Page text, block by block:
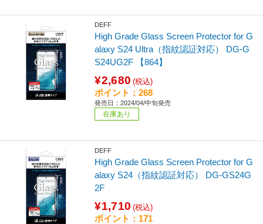
DEFF
High Grade Glass Screen Protector for G
alaxy S24 Ultra（指紋認証対応） DG-G
S24UG2F 【864】
¥2,680 (税込)
ポイント：268
発売日：2024/04/中旬発売
在庫あり
DEFF
High Grade Glass Screen Protector for G
alaxy S24（指紋認証対応） DG-GS24G
2F
¥1,710 (税込)
ポイント：171